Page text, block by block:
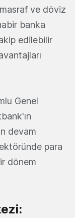
masraf ve döviz
banka
edilebilir
Genel
devam
para
dönem